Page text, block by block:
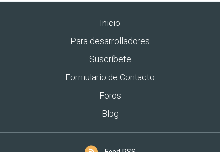
Inicio
Para desarrolladores
Suscríbete
Formulario de Contacto
Foros
Blog